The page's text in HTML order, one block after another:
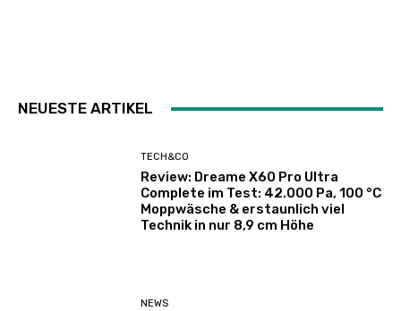
NEUESTE ARTIKEL
TECH&CO
Review: Dreame X60 Pro Ultra
Complete im Test: 42.000 Pa, 100 °C
Moppwäsche & erstaunlich viel
Technik in nur 8,9 cm Höhe
NEWS